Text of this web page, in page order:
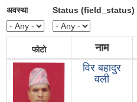
अवस्था Status (field_status)
फोटो नाम
विर बहादुर
वली